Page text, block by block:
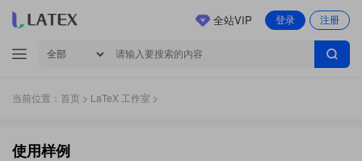
登录 注册
全站VIP
当前位置： 首页 > LaTeX 工作室 >
使用样例